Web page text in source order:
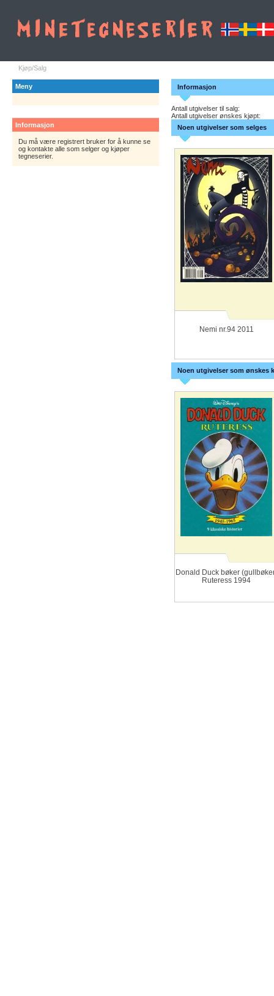
Kjøp/Salg
Meny
Informasjon
Du må være registrert bruker for å kunne se
og kontakte alle som selger og kjøper
tegneserier.
Informasjon
Antall utgivelser til salg:
Antall utgivelser ønskes kjøpt:
Noen utgivelser som selges
Nemi nr.94 2011
Noen utgivelser som ønskes
Donald Duck bøker
Ruteress 1994